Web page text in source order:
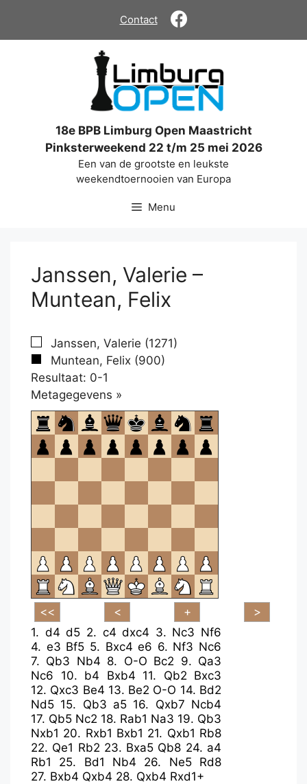
de
Contact
18e BPB Limburg Open Maastricht
Pinksterweekend 22 t/m 25 mei 2026
Een van de grootste en leukste
weekendtoernooien van Europa
Menu
Janssen, Valerie –
Muntean, Felix
Janssen, Valerie (1271)
Muntean, Felix (900)
Resultaat: 0-1
Metagegevens »
om
te
openen.
1. d4 d5 2. c4 dxc4 3. Nc3 Nf6
4. e3 Bf5 5. Bxc4 e6 6. Nf3 Nc6
7. Qb3 Nb4 8. O-O Bc2 9. Qa3
Nc6
10. b4 Bxb4 11. Qb2 Bxc3
12. Qxc3 Be4 13. Be2 O-O 14. Bd2
Nd5 15. Qb3 a5 16. Qxb7 Ncb4
17. Qb5 Nc2 18. Rab1 Na3 19. Qb3
Nxb1 20. Rxb1 Bxb1 21. Qxb1 Rb8
22. Qe1 Rb2 23. Bxa5 Qb8 24. a4
Rb1
25. Bd1 Nb4 26. Ne5
Rd8
27. Bxb4 Qxb4 28. Qxb4 Rxd1+